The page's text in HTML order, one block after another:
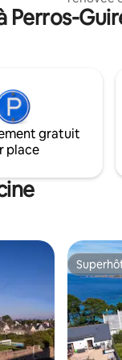
plage
contact
garer 2
de la
Perros-
gratuit
place